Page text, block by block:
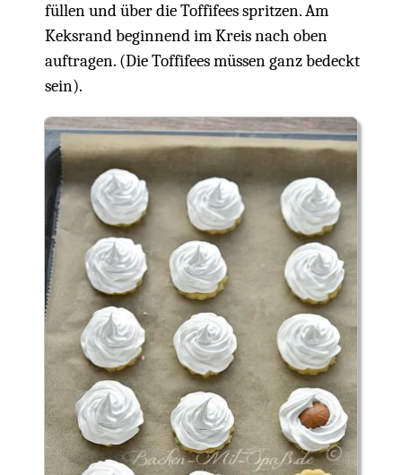
füllen und über die Toffifees spritzen. Am
Keksrand beginnend im Kreis nach oben
auftragen. (Die Toffifees müssen ganz bedeckt
sein).